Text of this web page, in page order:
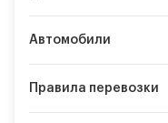
Автомобили
Правила перевозки